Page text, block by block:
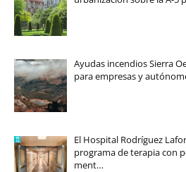
Ayudas incendios Sierra
para empresas y
El Hospital Rodríguez
programa de terapia con
ment…